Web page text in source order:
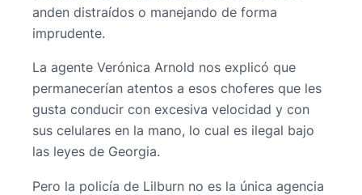
anden distraídos o manejando de forma
imprudente.
La agente Verónica Arnold nos explicó que
permanecerían atentos a esos choferes que les
gusta conducir con excesiva velocidad y con
sus celulares en la mano, lo cual es ilegal bajo
las leyes de Georgia.
Pero la policía de Lilburn no es la única agencia